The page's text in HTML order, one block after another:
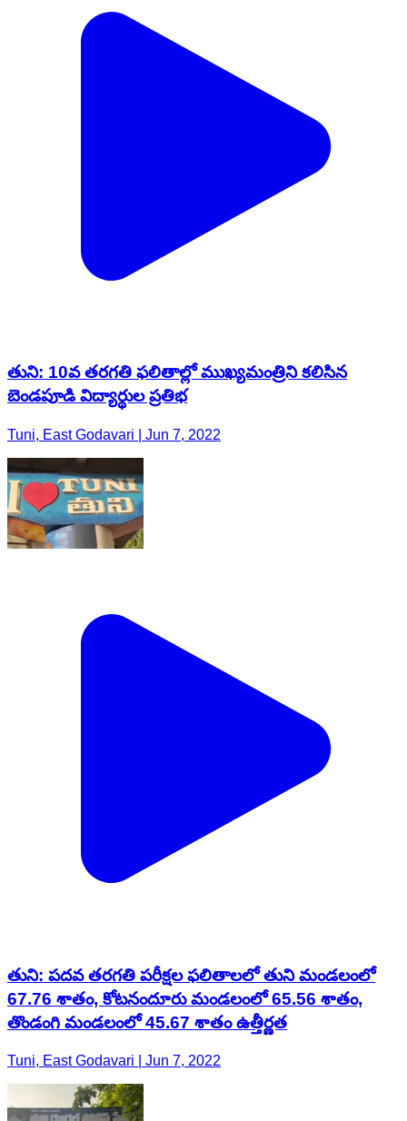
తుని: 10వ తరగతి ఫలితాల్లో ముఖ్యమంత్రిని కలిసిన
బెండపూడి విద్యార్థుల ప్రతిభ
Tuni, East Godavari | Jun 7, 2022
తుని: పదవ తరగతి పరీక్షల ఫలితాలలో తుని మండలంలో
67.76 శాతం, కోటనందూరు మండలంలో 65.56 శాతం,
తొండంగి మండలంలో 45.67 శాతం ఉత్తీర్ణత
Tuni, East Godavari | Jun 7, 2022